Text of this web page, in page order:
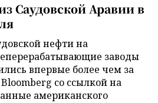
Саудовской Аравии в
нефти на
заводы
впервые более чем за
со ссылкой на
американского